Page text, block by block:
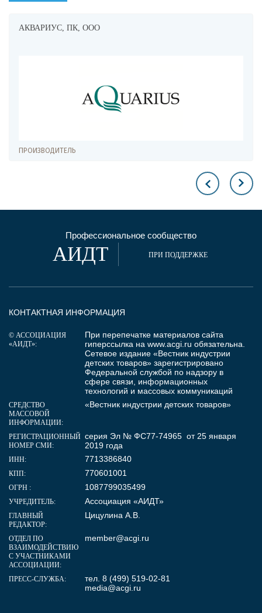
АКВАРИУС, ПК, ООО
ПРОИЗВОДИТЕЛЬ
Профессиональное сообщество
АИДТ ПРИ ПОДДЕРЖКЕ
КОНТАКТНАЯ ИНФОРМАЦИЯ
© АССОЦИАЦИЯ
«АИДТ»:
При перепечатке материалов сайта
гиперссылка на www.acgi.ru обязательна.
Сетевое издание «Вестник индустрии
детских товаров» зарегистрировано
Федеральной службой по надзору в
сфере связи, информационных
технологий и массовых коммуникаций
СРЕДСТВО
МАССОВОЙ
ИНФОРМАЦИИ:
«Вестник индустрии детских товаров»
РЕГИСТРАЦИОННЫЙ
НОМЕР СМИ:
серия Эл № ФС77-74965 от 25 января
2019 года
ИНН: 7713386840
КПП: 770601001
ОГРН : 1087799035499
УЧРЕДИТЕЛЬ: Ассоциация «АИДТ»
ГЛАВНЫЙ
РЕДАКТОР:
Цицулина А.В.
ОТДЕЛ ПО
ВЗАИМОДЕЙСТВИЮ
С УЧАСТНИКАМИ
АССОЦИАЦИИ:
member@acgi.ru
ПРЕСС-СЛУЖБА:
тел. 8 (499) 519-02-81
media@acgi.ru